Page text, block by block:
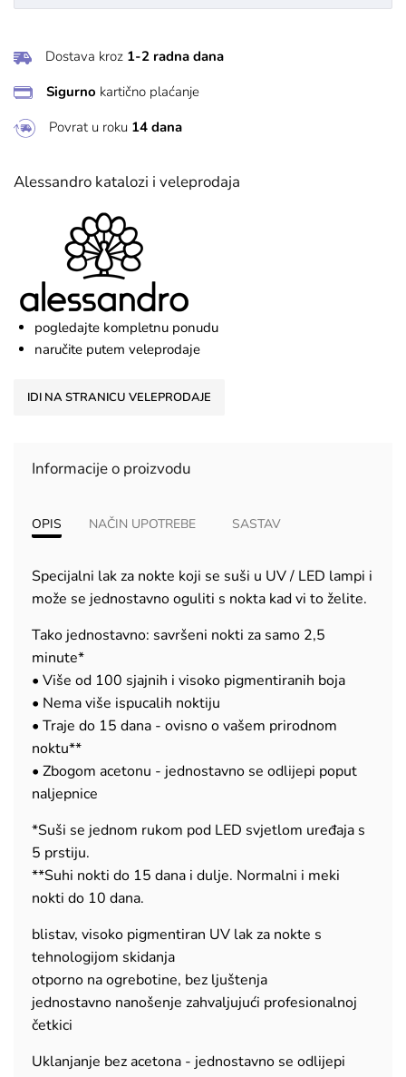
Dostava kroz 1-2 radna dana
Sigurno kartično plaćanje
Povrat u roku 14 dana
Alessandro katalozi i veleprodaja
pogledajte kompletnu ponudu
naručite putem veleprodaje
IDI NA STRANICU VELEPRODAJE
Informacije o proizvodu
OPIS NAČIN UPOTREBE SASTAV
Specijalni lak za nokte koji se suši u UV / LED lampi i
može se jednostavno oguliti s nokta kad vi to želite.
Tako jednostavno: savršeni nokti za samo 2,5
minute*
• Više od 100 sjajnih i visoko pigmentiranih boja
• Nema više ispucalih noktiju
• Traje do 15 dana - ovisno o vašem prirodnom
noktu**
• Zbogom acetonu - jednostavno se odlijepi poput
naljepnice
*Suši se jednom rukom pod LED svjetlom uređaja s
5 prstiju.
**Suhi nokti do 15 dana i dulje. Normalni i meki
nokti do 10 dana.
blistav, visoko pigmentiran UV lak za nokte s
tehnologijom skidanja
otporno na ogrebotine, bez ljuštenja
jednostavno nanošenje zahvaljujući profesionalnoj
četkici
Uklanjanje bez acetona - jednostavno se odlijepi